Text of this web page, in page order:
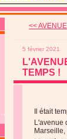
<<
5 février 2021
TEMPS !
Il était
L'avenue